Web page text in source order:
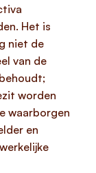
Het is
niet de
van de
worden
waarborgen
en